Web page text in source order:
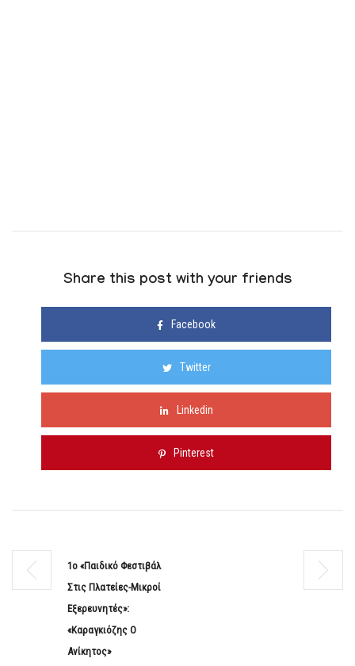
Share this post with your friends
Facebook
Twitter
Linkedin
Pinterest
1ο «Παιδικό Φεστιβάλ
Στις Πλατείες-Μικροί
Εξερευνητές»:
«Καραγκιόζης Ο
Ανίκητος»